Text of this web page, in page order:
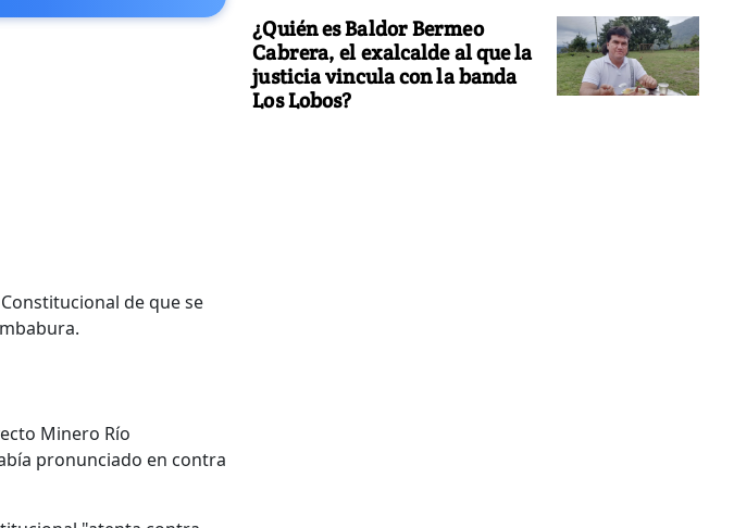
de que se
Minero Río
pronunciado en contra
¿Quién es Baldor Bermeo
Cabrera, el exalcalde al que la
justicia vincula con la banda
Los Lobos?